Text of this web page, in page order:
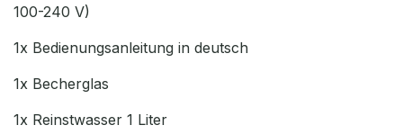
100-240 V)
1x Bedienungsanleitung in deutsch
1x Becherglas
1x Reinstwasser 1 Liter